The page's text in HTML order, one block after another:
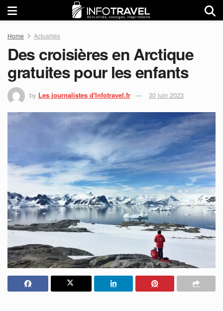
Home Actualités
Des croisières en Arctique
gratuites pour les enfants
by Les journalistes d'Infotravel.fr 30 juin 2023